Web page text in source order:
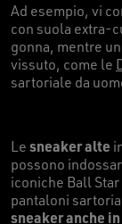
Ad esempio, vi
con suola extra-
gonna, mentre
vissuto, come le
sartoriale da
Le sneaker alte
possono
iconiche Ball
pantaloni
sneaker anche